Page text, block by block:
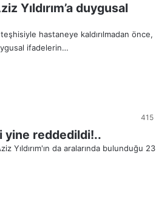
Yıldırım’a duygusal
hastaneye kaldırılmadan önce,
ifadelerin…
415
yine reddedildi!..
Yıldırım'ın da aralarında bulunduğu 23